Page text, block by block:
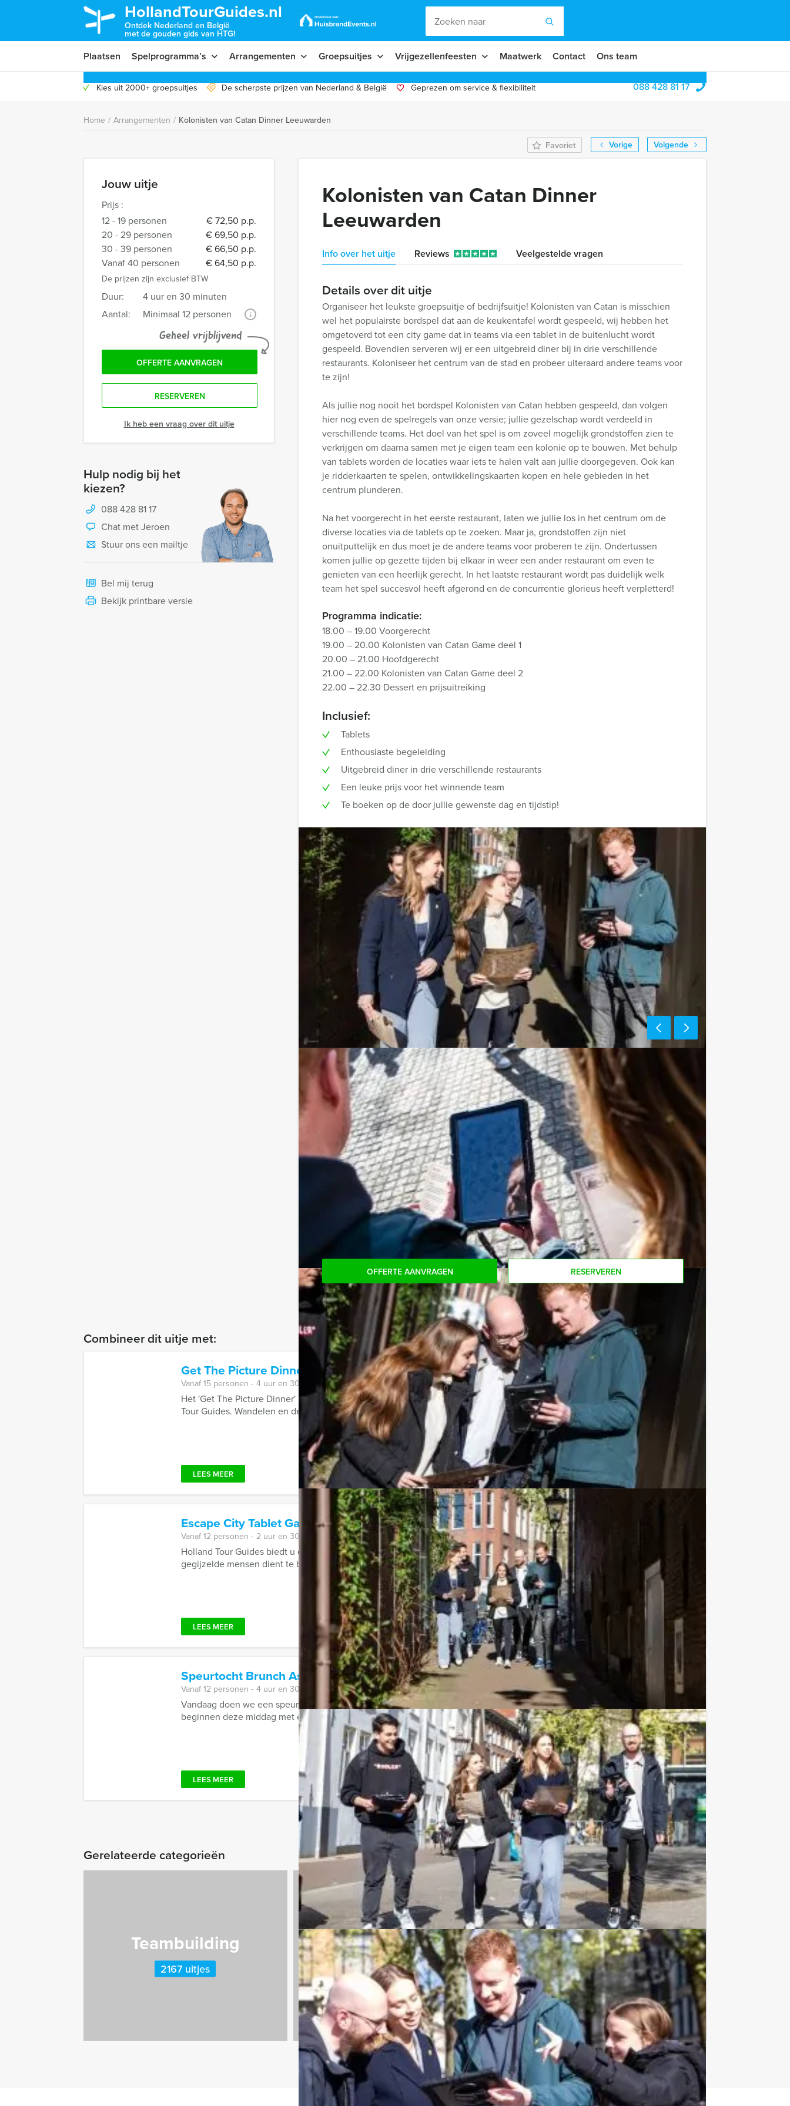
HollandTourGuides.nl
Ontdek Nederland en België
met de gouden gids van HTG!
Plaatsen Spelprogramma’s Arrangementen Groepsuitjes Vrijgezellenfeesten Maatwerk Contact Ons team
Kies uit 2000+ groepsuitjes De scherpste prijzen van Nederland & België Geprezen om service & flexibiliteit 088 428 81 17
Home / Arrangementen / Kolonisten van Catan Dinner Leeuwarden
Vorige Volgende
Favoriet
Jouw uitje
Prijs :
12 - 19 personen
€ 72,50 p.p.
20 - 29 personen
€ 69,50 p.p.
30 - 39 personen
€ 66,50 p.p.
Vanaf 40 personen
€ 64,50 p.p.
De prijzen zijn exclusief BTW
Duur:
4 uur en 30 minuten
Aantal:
Minimaal 12 personen i
Geheel vrijblijvend
OFFERTE AANVRAGEN
RESERVEREN
Ik heb een vraag over dit uitje
Hulp nodig bij het
kiezen?
088 428 81 17
Chat met Jeroen
Stuur ons een mailtje
Bel mij terug
Bekijk printbare versie
Kolonisten van Catan Dinner
Leeuwarden
Info over het uitje Reviews Veelgestelde vragen
Details over dit uitje
Organiseer het leukste groepsuitje of bedrijfsuitje! Kolonisten van Catan is misschien
wel het populairste bordspel dat aan de keukentafel wordt gespeeld, wij hebben het
omgetoverd tot een city game dat in teams via een tablet in de buitenlucht wordt
gespeeld. Bovendien serveren wij er een uitgebreid diner bij in drie verschillende
restaurants. Koloniseer het centrum van de stad en probeer uiteraard andere teams voor
te zijn!
Als jullie nog nooit het bordspel Kolonisten van Catan hebben gespeeld, dan volgen
hier nog even de spelregels van onze versie; jullie gezelschap wordt verdeeld in
verschillende teams. Het doel van het spel is om zoveel mogelijk grondstoffen zien te
verkrijgen om daarna samen met je eigen team een kolonie op te bouwen. Met behulp
van tablets worden de locaties waar iets te halen valt aan jullie doorgegeven. Ook kan
je ridderkaarten te spelen, ontwikkelingskaarten kopen en hele gebieden in het
centrum plunderen.
Na het voorgerecht in het eerste restaurant, laten we jullie los in het centrum om de
diverse locaties via de tablets op te zoeken. Maar ja, grondstoffen zijn niet
onuitputtelijk en dus moet je de andere teams voor proberen te zijn. Ondertussen
komen jullie op gezette tijden bij elkaar in weer een ander restaurant om even te
genieten van een heerlijk gerecht. In het laatste restaurant wordt pas duidelijk welk
team het spel succesvol heeft afgerond en de concurrentie glorieus heeft verpletterd!
Programma indicatie:
18.00 – 19.00 Voorgerecht
19.00 – 20.00 Kolonisten van Catan Game deel 1
20.00 – 21.00 Hoofdgerecht
21.00 – 22.00 Kolonisten van Catan Game deel 2
22.00 – 22.30 Dessert en prijsuitreiking
Inclusief:
Tablets
Enthousiaste begeleiding
Uitgebreid diner in drie verschillende restaurants
Een leuke prijs voor het winnende team
Te boeken op de door jullie gewenste dag en tijdstip!
Tip:
Niet telkens uw knip hoeven trekken om uw drankje af te rekenen? Voor € 13,50 per
persoon per uur (excl. BTW) kunt u gebruikmaken van het drankarrangement, waarbij u
onbeperkt kunt genieten van bier, fris, huiswijn, koffie en thee. En… zo komt u ook
achteraf niet voor verrassingen te staan!
Reservering voor kleinere groepen:
Komt u niet aan het minimale aantal deelnemers voor deze activiteit? Als u bereid bent
voor het minimale aantal te betalen, kunt u ook gewoon voor minder personen boeken!
OFFERTE AANVRAGEN RESERVEREN
Combineer dit uitje met:
Get The Picture Dinner Brugge (België) Vanaf € 54,50 p.p. excl. BTW
Vanaf 15 personen ‐ 4 uur en 30 minuten
Het 'Get The Picture Dinner' in Brugge (België), dat is genieten van lekker eten én een speurtocht door de stad, met Holland
Tour Guides. Wandelen en de mooiste kiekjes ...
LEES MEER
Escape City Tablet Game Haarlem Vanaf € 27,50
Vanaf 12 personen ‐ 2 uur en 30 minuten
Holland Tour Guides biedt u de Escape City Game aan in centrum van de stad. Een gloednieuwe virtuele game waarbij u
gegijzelde mensen dient te bevrijden van de psychopaat ...
LEES MEER
Speurtocht Brunch Assen Vanaf€ 52,50 p.p. excl. BTW
Vanaf 12 personen ‐ 4 uur en 30 minuten
Vandaag doen we een speurtocht en brunch tegelijk, met de Speurtocht Brunch in Assen, van Holland Tour Guides. We
beginnen deze middag met een heerlijk voorgerecht in een ...
LEES MEER Favoriet
Gerelateerde categorieën
Teambuilding
2167 uitjes
Avondarrangementen
846 uitjes
Culinaire Tours
974 uitjes